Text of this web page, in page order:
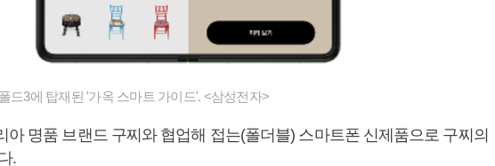
드3에 탑재된 '가옥 스마트 가이드'. <삼성전자>
아 명품 브랜드 구찌와 협업해 접는(폴더블) 스마트폰 신제품으로 구찌의
.